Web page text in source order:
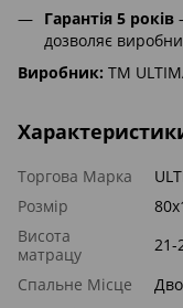
Гарантія 5 років
дозволяє
Виробник: ТМ
Торгова Марка
Розмір
Висота
матрацу
21-
Спальне Місце